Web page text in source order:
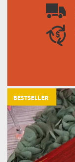
BESTSELLER